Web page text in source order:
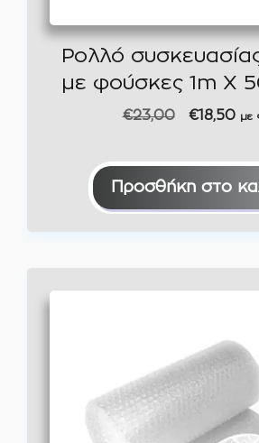
Ρολλό
με φούσκες 1m X
€23,00
Original
was:
€23,00.
€18,50Ημε
Προσθήκη στο